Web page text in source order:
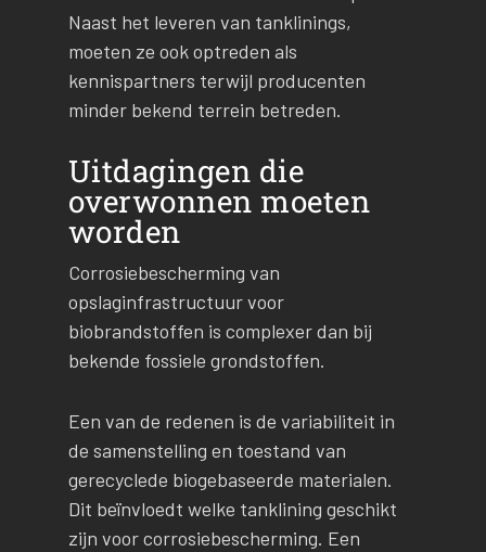
Naast het leveren van tanklinings,
moeten ze ook optreden als
kennispartners terwijl producenten
minder bekend terrein betreden.
Uitdagingen die
overwonnen moeten
worden
Corrosiebescherming van
opslaginfrastructuur voor
biobrandstoffen is complexer dan bij
bekende fossiele grondstoffen.
Een van de redenen is de variabiliteit in
de samenstelling en toestand van
gerecyclede biogebaseerde materialen.
Dit beïnvloedt welke tanklining geschikt
zijn voor corrosiebescherming. Een